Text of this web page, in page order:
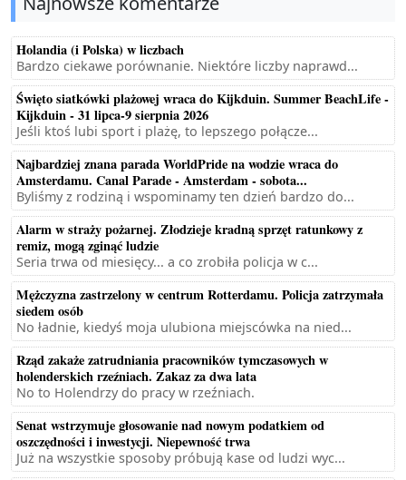
Holandia (i Polska) w liczbach
Bardzo ciekawe porównanie. Niektóre liczby naprawd...
Święto siatkówki plażowej wraca do Kijkduin. Summer BeachLife -
Kijkduin - 31 lipca-9 sierpnia 2026
Jeśli ktoś lubi sport i plażę, to lepszego połącze...
Najbardziej znana parada WorldPride na wodzie wraca do
Amsterdamu. Canal Parade - Amsterdam - sobota...
Byliśmy z rodziną i wspominamy ten dzień bardzo do...
Alarm w straży pożarnej. Złodzieje kradną sprzęt ratunkowy z
remiz, mogą zginąć ludzie
Seria trwa od miesięcy... a co zrobiła policja w c...
Mężczyzna zastrzelony w centrum Rotterdamu. Policja zatrzymała
siedem osób
No ładnie, kiedyś moja ulubiona miejscówka na nied...
Rząd zakaże zatrudniania pracowników tymczasowych w
holenderskich rzeźniach. Zakaz za dwa lata
No to Holendrzy do pracy w rzeźniach.
Senat wstrzymuje głosowanie nad nowym podatkiem od
oszczędności i inwestycji. Niepewność trwa
Już na wszystkie sposoby próbują kase od ludzi wyc...